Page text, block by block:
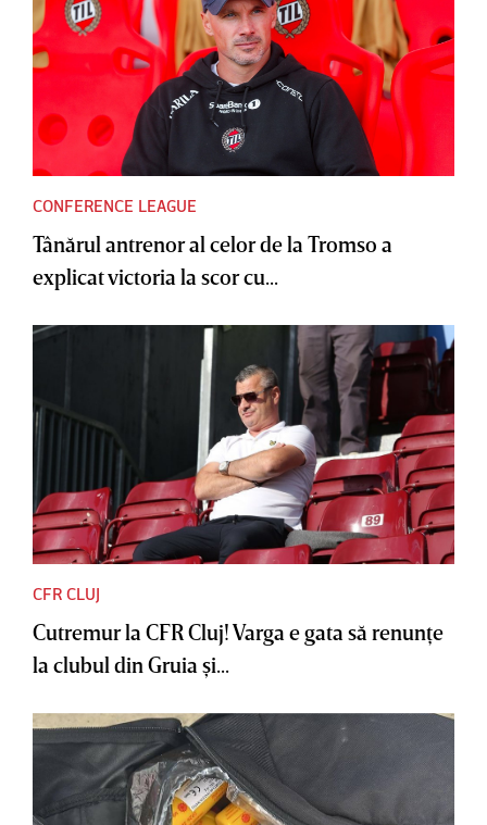
CONFERENCE LEAGUE
Tânărul antrenor al celor de la Tromso a
explicat victoria la scor cu...
CFR CLUJ
Cutremur la CFR Cluj! Varga e gata să renunţe
la clubul din Gruia şi...